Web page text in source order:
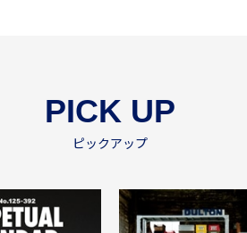
PICK UP
ピックアップ